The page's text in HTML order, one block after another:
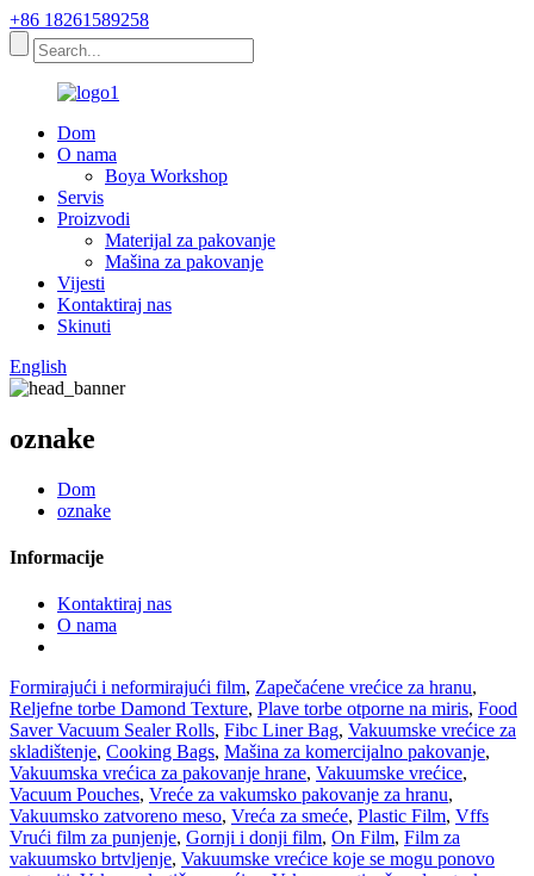
+86 18261589258
Dom
O nama
Boya Workshop
Servis
Proizvodi
Materijal za pakovanje
Mašina za pakovanje
Vijesti
Kontaktiraj nas
Skinuti
English
oznake
Dom
oznake
Informacije
Kontaktiraj nas
O nama
Formirajući i neformirajući film, Zapečaćene vrećice za hranu,
Reljefne torbe Damond Texture, Plave torbe otporne na miris, Food
Saver Vacuum Sealer Rolls, Fibc Liner Bag, Vakuumske vrećice za
skladištenje, Cooking Bags, Mašina za komercijalno pakovanje,
Vakuumska vrećica za pakovanje hrane, Vakuumske vrećice,
Vacuum Pouches, Vreće za vakumsko pakovanje za hranu,
Vakuumsko zatvoreno meso, Vreća za smeće, Plastic Film, Vffs
Vrući film za punjenje, Gornji i donji film, On Film, Film za
vakuumsko brtvljenje, Vakuumske vrećice koje se mogu ponovo